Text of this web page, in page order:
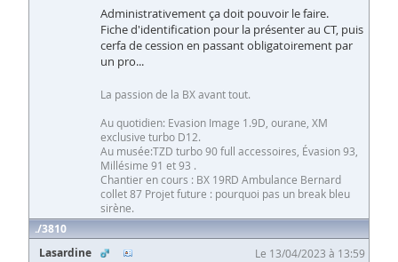
Administrativement ça doit pouvoir le faire.
Fiche d'identification pour la présenter au CT, puis
cerfa de cession en passant obligatoirement par
un pro...
La passion de la BX avant tout.
Au quotidien: Evasion Image 1.9D, ourane, XM
exclusive turbo D12.
Au musée:TZD turbo 90 full accessoires, Évasion 93,
Millésime 91 et 93 .
Chantier en cours : BX 19RD Ambulance Bernard
collet 87 Projet future : pourquoi pas un break bleu
sirène.
3810
Lasardine
Le 13/04/2023 à 13:59